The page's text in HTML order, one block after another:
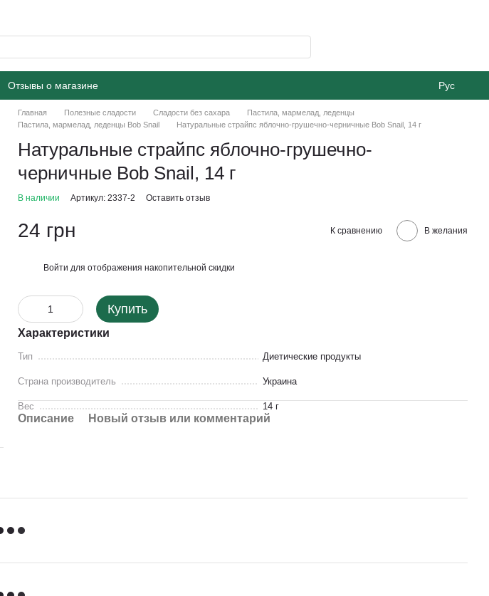
Отзывы о магазине Рус
Главная Полезные сладости Сладости без сахара
Пастила, мармелад, леденцы
Пастила, мармелад, леденцы Bob Snail
Натуральные страйпс яблочно-грушечно-черничные Bob Snail, 14 г
Натуральные страйпс яблочно-грушечно-
черничные Bob Snail, 14 г
В наличии Артикул: 2337-2 Оставить отзыв
24 грн К сравнению В желания
Войти для отображения накопительной скидки
Купить
Характеристики
Тип Диетические продукты
Страна производитель Украина
Вес 14 г
Описание Новый отзыв или комментарий